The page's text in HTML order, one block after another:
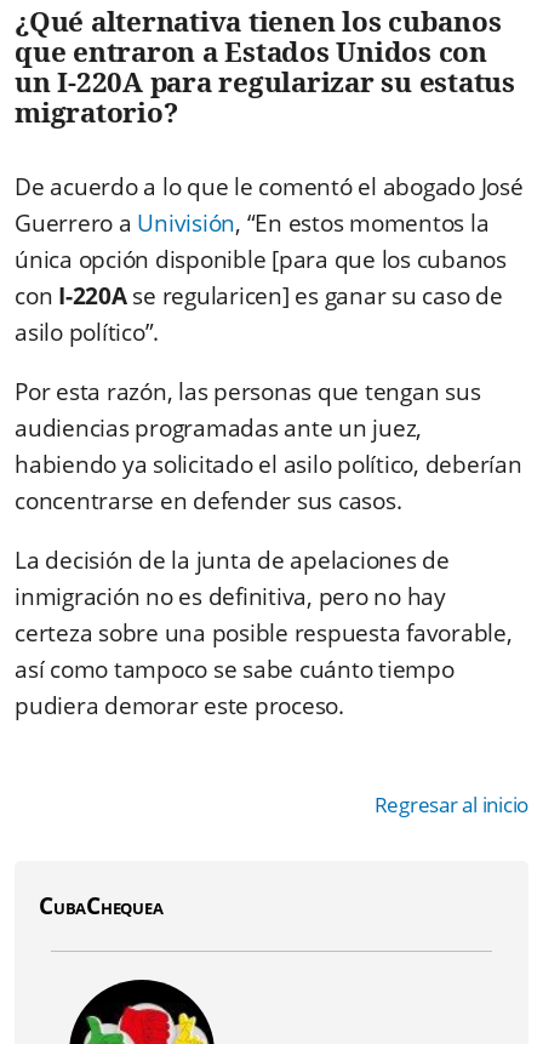
¿Qué alternativa tienen los cubanos
que entraron a Estados Unidos con
un I-220A para regularizar su estatus
migratorio?
De acuerdo a lo que le comentó el abogado José
Guerrero a Univisión, “En estos momentos la
única opción disponible [para que los cubanos
con I-220Ase regularicen] es ganar su caso de
asilo político”.
Por esta razón, las personas que tengan sus
audiencias programadas ante un juez,
habiendo ya solicitado el asilo político, deberían
concentrarse en defender sus casos.
La decisión de la junta de apelaciones de
inmigración no es definitiva, pero no hay
certeza sobre una posible respuesta favorable,
así como tampoco se sabe cuánto tiempo
pudiera demorar este proceso.
Regresar al inicio
CubaChequea